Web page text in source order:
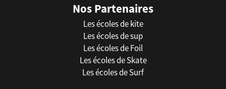
Nos Partenaires
Les écoles de kite
Les écoles de sup
Les écoles de Foil
Les écoles de Skate
Les écoles de Surf